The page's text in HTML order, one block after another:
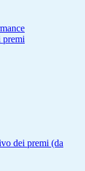
premi
dei premi (da